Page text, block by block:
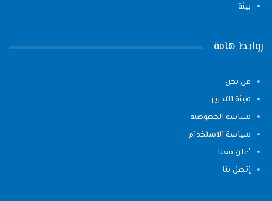
بيئة
روابط هامة
من نحن
هيئة التحرير
سياسة الخصوصية
سياسة الاستخدام
أعلن معنا
إتصل بنا